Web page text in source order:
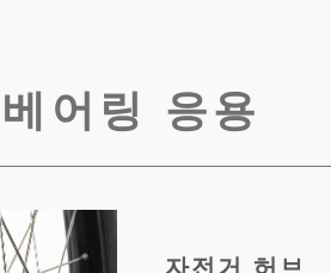
어링 응용
자전거 허브